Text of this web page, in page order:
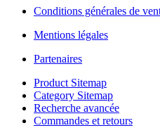
Conditions générales de
Mentions légales
Partenaires
Product Sitemap
Category Sitemap
Recherche avancée
Commandes et retours